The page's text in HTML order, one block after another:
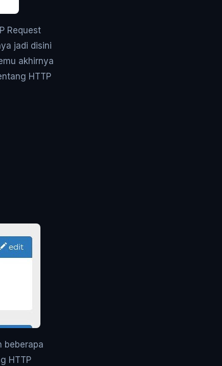
Request
jadi disini
akhirnya
HTTP
beberapa
HTTP